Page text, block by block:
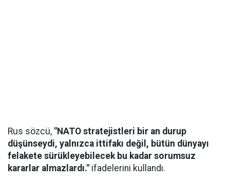
Rus sözcü, "NATO stratejistleri bir an durup
düşünseydi, yalnızca ittifakı değil, bütün dünyayı
felakete sürükleyebilecek bu kadar sorumsuz
kararlar almazlardı." ifadelerini kullandı.